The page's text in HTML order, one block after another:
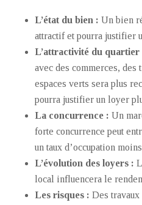
L’état du bien : Un bien
attractif et pourra justifier
L’attractivité du quartier
avec des commerces, des
espaces verts sera plus
pourra justifier un loyer
La concurrence : Un
forte concurrence peut
un taux d’occupation
L’évolution des loyers :
local influencera le
Les risques : Des travaux